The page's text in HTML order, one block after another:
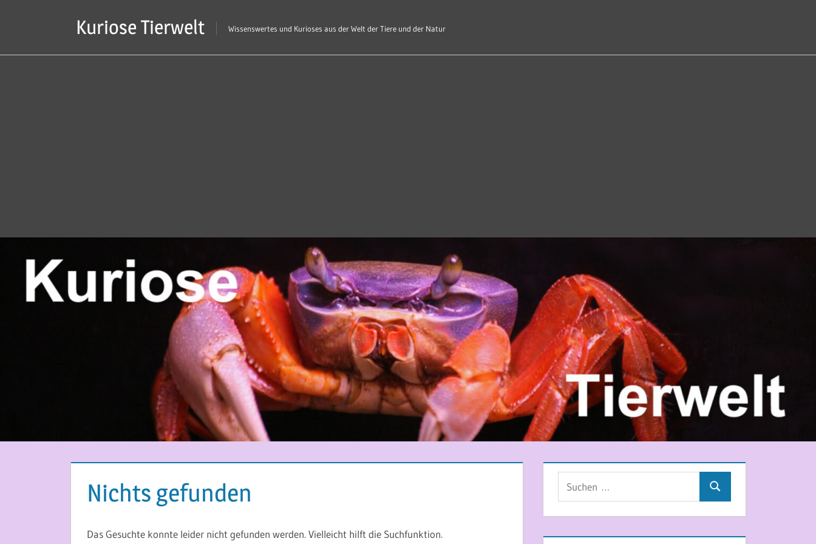
Kuriose Tierwelt Wissenswertes und Kurioses aus der Welt der Tiere und der Natur
Nichts gefunden
Das Gesuchte konnte leider nicht gefunden werden. Vielleicht hilft die Suchfunktion.
Suchen